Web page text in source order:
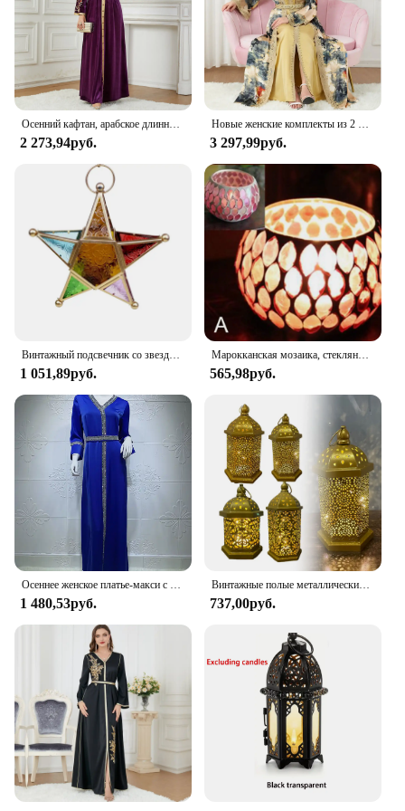
Blythe Area Rug is a perfect match. It's not just a
rug; it's a piece that complements your home decor
and becomes an integral part of your living
environment. With its ability to enhance the look of
any room and its practical design, this rug is a must-
have for anyone looking to elevate their home
decor.
2 273,94руб. 3 297,99руб.
1 051,89руб.
Марокканская мозаика, стеклянный подсвечник, чай, искусственный канделябр, настольный центральный элемент
565,98руб.
Осеннее женское платье-макси с блестками и длинным рукавом
1 480,53руб.
Винтажные полые металлические фонари в марокканском стиле, ночник, декоративные украшения, реквизит для создания атмосферы, маленький Настольный подсвечник-фонарик
737,00руб.